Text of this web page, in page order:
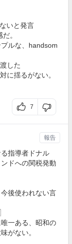
いと発言
。
ルな、handsom
した
に揺るがない。
7
指導者ドナル
ドへの関税発動
後使われない言
一ある、昭和の
がない。
報告